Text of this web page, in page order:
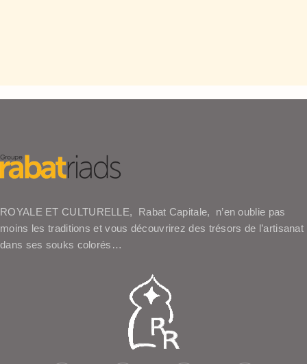
ROYALE ET CULTURELLE, Rabat Capitale, n’en oublie pas
moins les traditions et vous découvrirez des trésors de l’artisanat
dans ses souks colorés…